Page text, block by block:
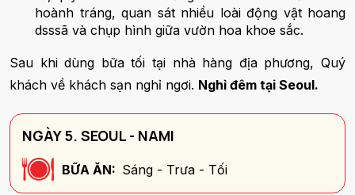
hoành tráng, quan sát nhiều loài động vật hoang
dsssã và chụp hình giữa vườn hoa khoe sắc.
Sau khi dùng bữa tối tại nhà hàng địa phương, Quý
khách về khách sạn nghỉ ngơi. Nghỉ đêm tại Seoul.
NGÀY 5. SEOUL - NAMI
BỮA ĂN: Sáng - Trưa - Tối